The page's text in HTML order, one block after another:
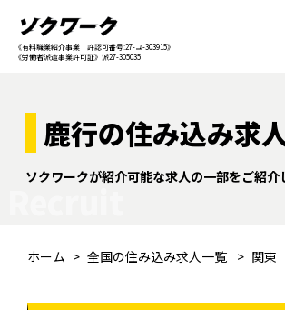
《有料職業紹介事業 許認可番号:27-ユ-303915》
《労働者派遣事業許可証》派27-305035
鹿行の住み込み求
ソクワークが紹介可能な求人の一部をご紹介
ホーム 全国の住み込み求人一覧 関東